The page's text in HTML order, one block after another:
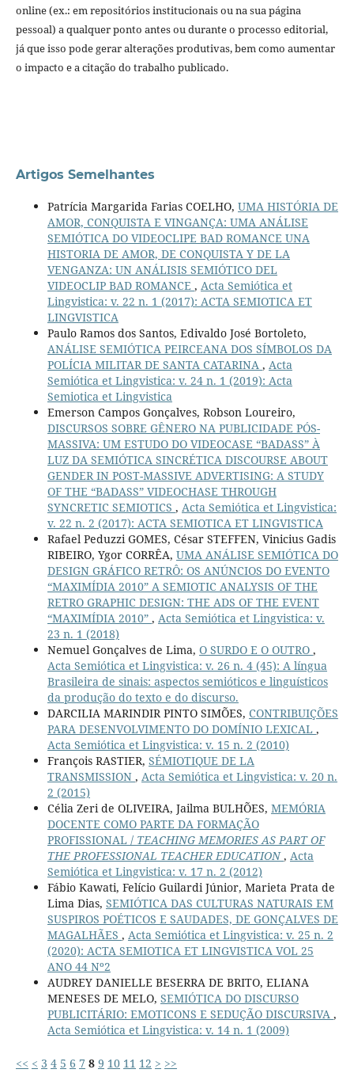
online (ex.: em repositórios institucionais ou na sua página
pessoal) a qualquer ponto antes ou durante o processo editorial,
já que isso pode gerar alterações produtivas, bem como aumentar
o impacto e a citação do trabalho publicado.
Artigos Semelhantes
Patrícia Margarida Farias COELHO, UMA HISTÓRIA DE
AMOR, CONQUISTA E VINGANÇA: UMA ANÁLISE
SEMIÓTICA DO VIDEOCLIPE BAD ROMANCE UNA
HISTORIA DE AMOR, DE CONQUISTA Y DE LA
VENGANZA: UN ANÁLISIS SEMIÓTICO DEL
VIDEOCLIP BAD ROMANCE , Acta Semiótica et
Lingvistica: v. 22 n. 1 (2017): ACTA SEMIOTICA ET
LINGVISTICA
Paulo Ramos dos Santos, Edivaldo José Bortoleto,
ANÁLISE SEMIÓTICA PEIRCEANA DOS SÍMBOLOS DA
POLÍCIA MILITAR DE SANTA CATARINA , Acta
Semiótica et Lingvistica: v. 24 n. 1 (2019): Acta
Semiotica et Lingvistica
Emerson Campos Gonçalves, Robson Loureiro,
DISCURSOS SOBRE GÊNERO NA PUBLICIDADE PÓS-
MASSIVA: UM ESTUDO DO VIDEOCASE “BADASS” À
LUZ DA SEMIÓTICA SINCRÉTICA DISCOURSE ABOUT
GENDER IN POST-MASSIVE ADVERTISING: A STUDY
OF THE “BADASS” VIDEOCHASE THROUGH
SYNCRETIC SEMIOTICS , Acta Semiótica et Lingvistica:
v. 22 n. 2 (2017): ACTA SEMIOTICA ET LINGVISTICA
Rafael Peduzzi GOMES, César STEFFEN, Vinicius Gadis
RIBEIRO, Ygor CORRÊA, UMA ANÁLISE SEMIÓTICA DO
DESIGN GRÁFICO RETRÔ: OS ANÚNCIOS DO EVENTO
“MAXIMÍDIA 2010” A SEMIOTIC ANALYSIS OF THE
RETRO GRAPHIC DESIGN: THE ADS OF THE EVENT
“MAXIMÍDIA 2010” , Acta Semiótica et Lingvistica: v.
23 n. 1 (2018)
Nemuel Gonçalves de Lima, O SURDO E O OUTRO ,
Acta Semiótica et Lingvistica: v. 26 n. 4 (45): A língua
Brasileira de sinais: aspectos semióticos e linguísticos
da produção do texto e do discurso.
DARCILIA MARINDIR PINTO SIMÕES, CONTRIBUIÇÕES
PARA DESENVOLVIMENTO DO DOMÍNIO LEXICAL ,
Acta Semiótica et Lingvistica: v. 15 n. 2 (2010)
François RASTIER, SÉMIOTIQUE DE LA
TRANSMISSION , Acta Semiótica et Lingvistica: v. 20 n.
2 (2015)
Célia Zeri de OLIVEIRA, Jailma BULHÕES, MEMÓRIA
DOCENTE COMO PARTE DA FORMAÇÃO
PROFISSIONAL / TEACHING MEMORIES AS PART OF
THE PROFESSIONAL TEACHER EDUCATION , Acta
Semiótica et Lingvistica: v. 17 n. 2 (2012)
Fábio Kawati, Felício Guilardi Júnior, Marieta Prata de
Lima Dias, SEMIÓTICA DAS CULTURAS NATURAIS EM
SUSPIROS POÉTICOS E SAUDADES, DE GONÇALVES DE
MAGALHÃES , Acta Semiótica et Lingvistica: v. 25 n. 2
(2020): ACTA SEMIOTICA ET LINGVISTICA VOL 25
ANO 44 Nº2
AUDREY DANIELLE BESERRA DE BRITO, ELIANA
MENESES DE MELO, SEMIÓTICA DO DISCURSO
PUBLICITÁRIO: EMOTICONS E SEDUÇÃO DISCURSIVA ,
Acta Semiótica et Lingvistica: v. 14 n. 1 (2009)
<< < 3 4 5 6 7 8 9 10 11 12 > >>